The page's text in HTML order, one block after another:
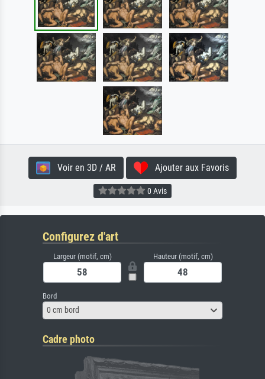
Voir en 3D / AR Ajouter aux Favoris
0 Avis
Configurez d'art
Largeur (motif, cm) Hauteur (motif, cm)
Bord
0 cm bord
Cadre photo